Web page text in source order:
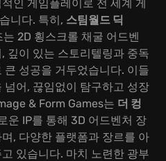
인 게임플레이로 전 세계 게
니다. 특히, 스팀월드 딕
는 2D 횡스크롤 채굴 어드벤
깊이 있는 스토리텔링과 중독
성공을 거두었습니다. 이들
넘어, 끊임없이 탐구하고 성장
& Form Games는 더 컹
운 IP를 통해 3D 어드벤처 장
, 다양한 플랫폼과 장르를 아
있습니다. 마치 노련한 광부